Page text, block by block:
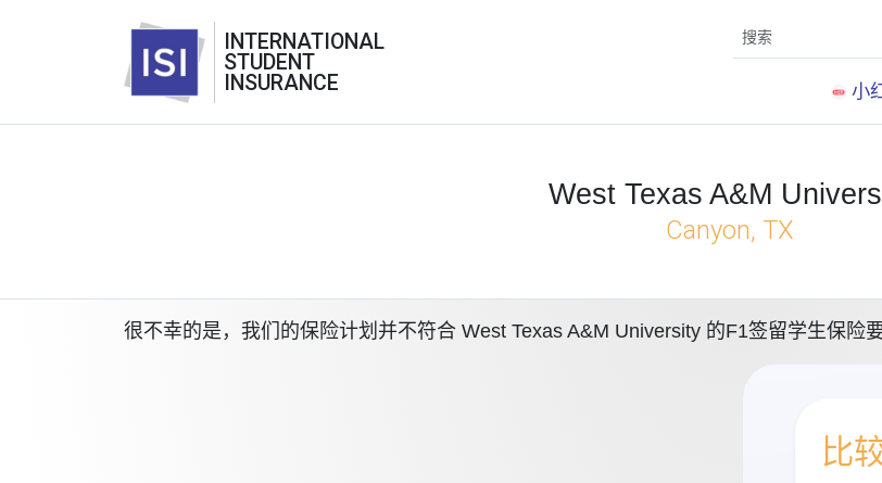
INTERNATIONAL
STUDENT
INSURANCE
小
West Texas A&M
Canyon, TX
很不幸的是，我们的保险计划并不符合 West Texas A&M University 的F1签留学生保险要
比